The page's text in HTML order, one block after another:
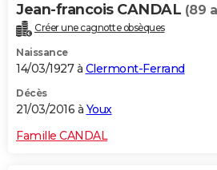
Jean-francois CANDAL (89
Créer une cagnotte obsèques
Naissance
14/03/1927 à Clermont-Ferrand
Décès
21/03/2016 à Youx
Famille CANDAL